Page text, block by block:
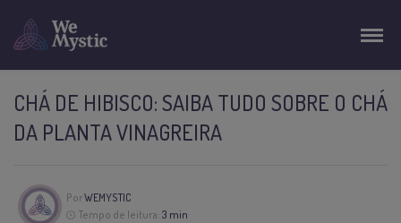
CHÁ DE HIBISCO: SAIBA TUDO SOBRE O CHÁ
DA PLANTA VINAGREIRA
PorWEMYSTIC
Tempo de leitura: 3 min